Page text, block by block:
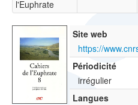
l'Euphrate
Site web
Périodicité
irrégulier
Langues